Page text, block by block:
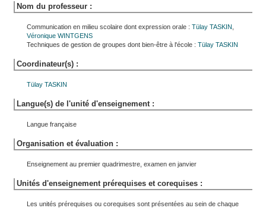
Nom du professeur :
Communication en milieu scolaire dont expression orale : Tülay TASKIN
Véronique WINTGENS
Techniques de gestion de groupes dont bien-être à l'école : Tülay TASKIN
Coordinateur(s) :
Tülay TASKIN
Langue(s) de l'unité d'enseignement :
Langue française
Organisation et évaluation :
Enseignement au premier quadrimestre, examen en janvier
Unités d'enseignement prérequises et corequises :
Les unités prérequises ou corequises sont présentées au sein de chaque